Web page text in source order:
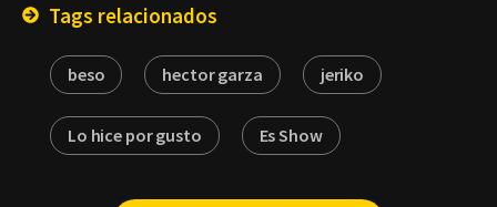
Tags relacionados
beso hector garza jeriko
Lo hice por gusto Es Show